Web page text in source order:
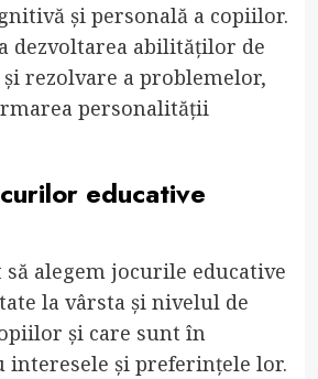
și personală a copiilor.
dezvoltarea abilităților de
rezolvare a problemelor,
personalității
educative
alegem jocurile educative
la vârsta și nivelul de
și care sunt în
interesele și preferințele lor.